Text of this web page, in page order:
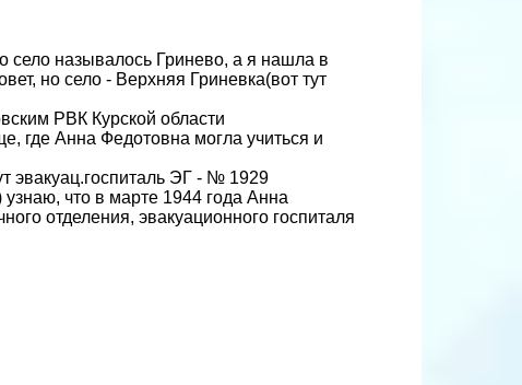
село называлось Гринево, а я нашла в
но село - Верхняя Гриневка(вот тут
РВК Курской области
где Анна Федотовна могла учиться и
эвакуац.госпиталь ЭГ - № 1929
что в марте 1944 года Анна
отделения, эвакуационного госпиталя